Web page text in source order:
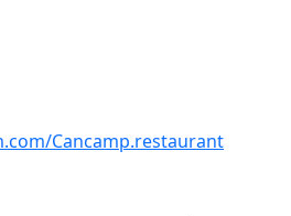
Cancamp.restaurant